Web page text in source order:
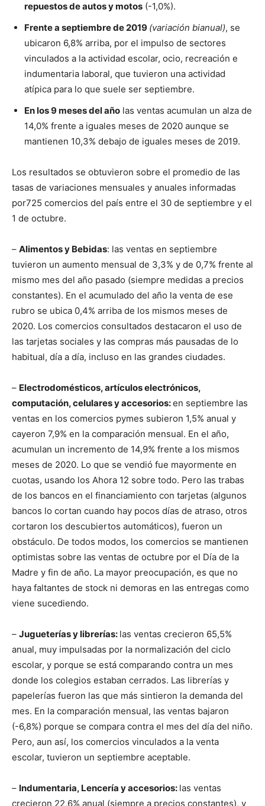
repuestos de autos y motos (-1,0%).
Frente a septiembre de 2019 (variación bianual), se
ubicaron 6,8% arriba, por el impulso de sectores
vinculados a la actividad escolar, ocio, recreación e
indumentaria laboral, que tuvieron una actividad
atípica para lo que suele ser septiembre.
En los 9 meses del año las ventas acumulan un alza de
14,0% frente a iguales meses de 2020 aunque se
mantienen 10,3% debajo de iguales meses de 2019.
Los resultados se obtuvieron sobre el promedio de las
tasas de variaciones mensuales y anuales informadas
por725 comercios del país entre el 30 de septiembre y el
1 de octubre.
– Alimentos y Bebidas: las ventas en septiembre
tuvieron un aumento mensual de 3,3% y de 0,7% frente al
mismo mes del año pasado (siempre medidas a precios
constantes). En el acumulado del año la venta de ese
rubro se ubica 0,4% arriba de los mismos meses de
2020. Los comercios consultados destacaron el uso de
las tarjetas sociales y las compras más pausadas de lo
habitual, día a día, incluso en las grandes ciudades.
– Electrodomésticos, artículos electrónicos,
computación, celulares y accesorios:en septiembre las
ventas en los comercios pymes subieron 1,5% anual y
cayeron 7,9% en la comparación mensual. En el año,
acumulan un incremento de 14,9% frente a los mismos
meses de 2020. Lo que se vendió fue mayormente en
cuotas, usando los Ahora 12 sobre todo. Pero las trabas
de los bancos en el financiamiento con tarjetas (algunos
bancos lo cortan cuando hay pocos días de atraso, otros
cortaron los descubiertos automáticos), fueron un
obstáculo. De todos modos, los comercios se mantienen
optimistas sobre las ventas de octubre por el Día de la
Madre y fin de año. La mayor preocupación, es que no
haya faltantes de stock ni demoras en las entregas como
viene sucediendo.
– Jugueterías y librerías: las ventas crecieron 65,5%
anual, muy impulsadas por la normalización del ciclo
escolar, y porque se está comparando contra un mes
donde los colegios estaban cerrados. Las librerías y
papelerías fueron las que más sintieron la demanda del
mes. En la comparación mensual, las ventas bajaron
(-6,8%) porque se compara contra el mes del día del niño.
Pero, aun así, los comercios vinculados a la venta
escolar, tuvieron un septiembre aceptable.
– Indumentaria, Lencería y accesorios: las ventas
crecieron 22,6% anual (siempre a precios constantes), y